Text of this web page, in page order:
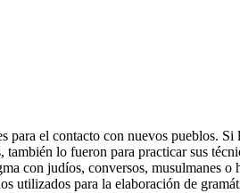
para el contacto con nuevos pueblos.
lo fueron para practicar sus
con judíos, conversos, musulmanes o
utilizados para la elaboración de